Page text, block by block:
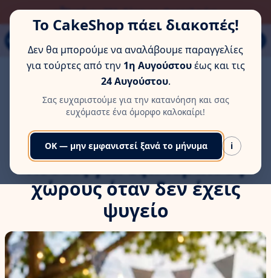
Το CakeShop πάει διακοπές!
Δεν θα μπορούμε να αναλάβουμε παραγγελίες
για τούρτες από την 1η Αυγούστουέως και τις
24 Αυγούστου.
Σας ευχαριστούμε για την κατανόηση και σας
ευχόμαστε ένα όμορφο καλοκαίρι!
OK — μην εμφανιστεί ξανά το μήνυμα i
Παπάγου 80Α, Εύοσμος, Θεσσαλονίκη
MENU
Αρχική/Blog
Τούρτες το καλοκαίρι: πώς να τις μεταφέρεις και λύσεις
για εξωτερικούς χώρους όταν δεν έχεις ψυγείο
Τούρτες το καλοκαίρι: πώς
να τις μεταφέρεις και
λύσεις για εξωτερικούς
χώρους όταν δεν έχεις
ψυγείο